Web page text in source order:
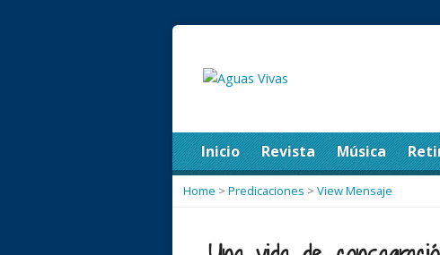
Inicio Revista Música
Home > Predicaciones > View Mensaje